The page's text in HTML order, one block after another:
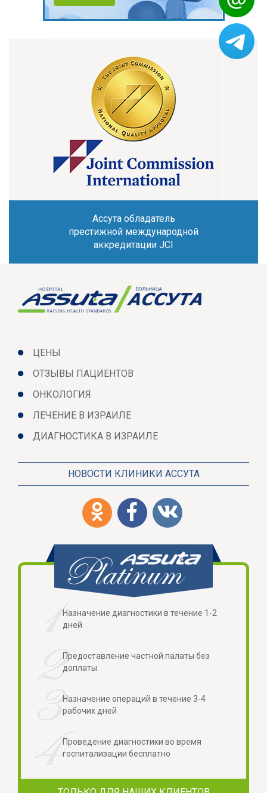
Ассута обладатель
престижной международной
аккредитации JCI
ЦЕНЫ
ОТЗЫВЫ ПАЦИЕНТОВ
ОНКОЛОГИЯ
ЛЕЧЕНИЕ В ИЗРАИЛЕ
ДИАГНОСТИКА В ИЗРАИЛЕ
НОВОСТИ КЛИНИКИ АССУТА
Назначение диагностики в течение 1-2
дней
Предоставление частной палаты без
доплаты
Назначение операций в течение 3-4
рабочих дней
Проведение диагностики во время
госпитализации бесплатно